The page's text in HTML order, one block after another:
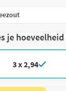
je hoeveelheid
3 x 2,94